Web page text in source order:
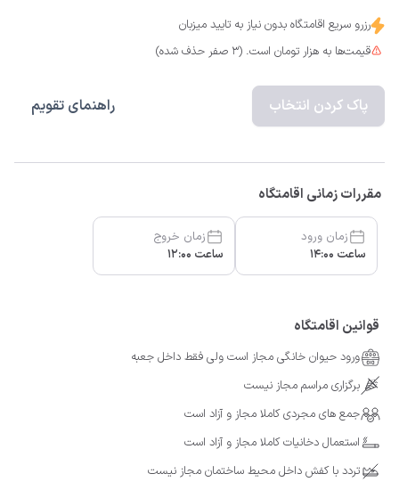
رزرو سریع اقامتگاه بدون نیاز به تایید میزبان
قیمت‌ها به هزار تومان است. (3 صفر حذف شده)
پاک کردن انتخاب راهنمای تقویم
مقررات زمانی اقامتگاه
زمان ورود
ساعت 14:00
زمان خروج
ساعت 12:00
قوانین اقامتگاه
ورود حیوان خانگی مجاز است ولی فقط داخل جعبه
برگزاری مراسم مجاز نیست
جمع های مجردی کاملا مجاز و آزاد است
استعمال دخانیات کاملا مجاز و آزاد است
تردد با کفش داخل محیط ساختمان مجاز نیست